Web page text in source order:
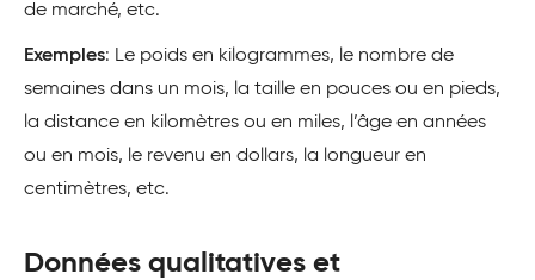
de marché, etc.
Exemples: Le poids en kilogrammes, le nombre de
semaines dans un mois, la taille en pouces ou en pieds,
la distance en kilomètres ou en miles, l’âge en années
ou en mois, le revenu en dollars, la longueur en
centimètres, etc.
Données qualitatives et